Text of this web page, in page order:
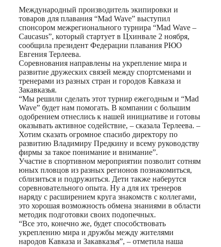
Print
Международный производитель экипировки и
товаров для плавания “Mad Wave” выступил
спонсором межрегионального турнира “Mad Wave –
Caucasus”, который стартует в Цхинвале 2 ноября,
сообщила президент Федерации плавания РЮО
Евгения Терлеева.
Соревнования направлены на укрепление мира и
развитие дружеских связей между спортсменами и
тренерами из разных стран и городов Кавказа и
Закавказья.
“Мы решили сделать этот турнир ежегодным и “Mad
Wave” будет нам помогать. В компании с большим
одобрением отнеслись к нашей инициативе и готовы
оказывать активное содействие, – сказала Терлеева. –
Хотим сказать огромное спасибо директору по
развитию Владимиру Предкину и всему руководству
фирмы за такое понимание и внимание”.
Участие в спортивном мероприятии позволит сотням
юных пловцов из разных регионов познакомиться,
сблизиться и подружиться. Дети также наберутся
соревновательного опыта. Ну а для их тренеров
наряду с расширением круга знакомств с коллегами,
это хорошая возможность обмена знаниями в области
методик подготовки своих подопечных.
“Все это, конечно же, будет способствовать
укреплению мира и дружбы между жителями
народов Кавказа и Закавказья”, – отметила наша